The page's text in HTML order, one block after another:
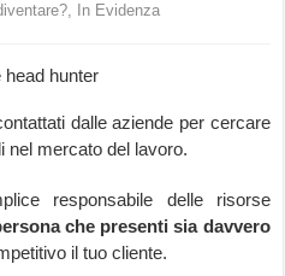
,
In Evidenza
dalle aziende per cercare
nel mercato del lavoro.
responsabile delle risorse
che presenti sia davvero
il tuo cliente.